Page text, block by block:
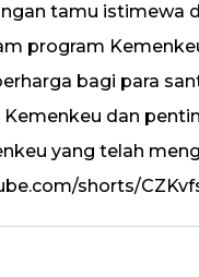
tamu istimewa
program
bagi para
dan
yang telah
shorts/